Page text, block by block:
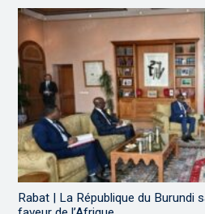
Rabat | La République du Burundi